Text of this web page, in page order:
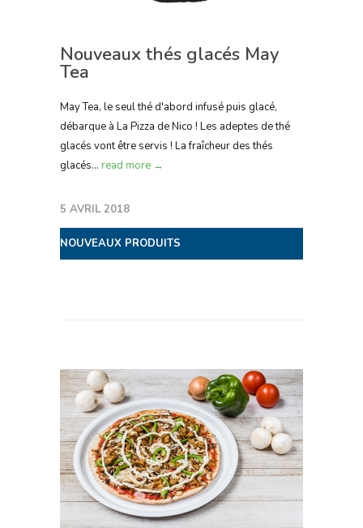
Nouveaux thés glacés May
Tea
May Tea, le seul thé d'abord infusé puis glacé,
débarque à La Pizza de Nico ! Les adeptes de thé
glacés vont être servis ! La fraîcheur des thés
glacés... read more →
5 AVRIL 2018
NOUVEAUX PRODUITS